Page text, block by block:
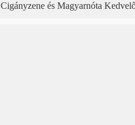
Cigányzene és Magyarnóta